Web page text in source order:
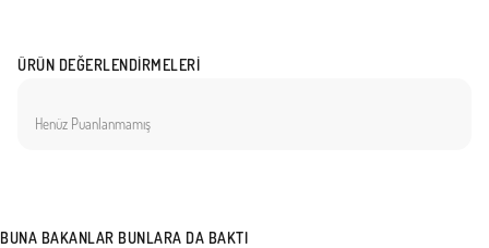
ÜRÜN DEĞERLENDIRMELERI
Henüz Puanlanmamış
BUNA BAKANLAR BUNLARA DA BAKTI